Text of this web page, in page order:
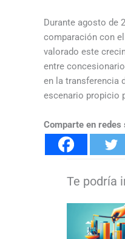
Durante agosto de
comparación con
valorado este
entre
en la transferencia
escenario propicio
Comparte en redes